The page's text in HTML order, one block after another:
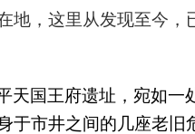
地，这里从发现至今，
天国王府遗址，宛如
于市井之间的几座老旧